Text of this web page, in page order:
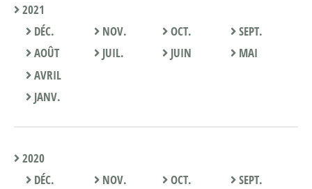
2021
DÉC.
NOV. OCT.
SEPT.
AOÛT
JUIL. JUIN
MAI
AVRIL
JANV.
2020
DÉC.
NOV. OCT.
SEPT.